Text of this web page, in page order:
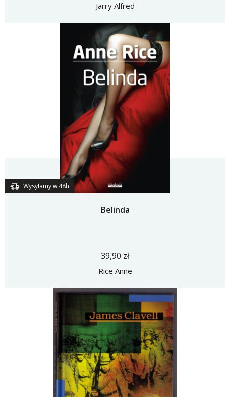
Jarry Alfred
Wysyłamy w 48h
Belinda
39,90 zł
Rice Anne